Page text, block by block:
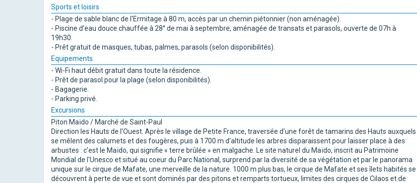
Sports et loisirs
- Plage de sable blanc de l'Ermitage à 80 m, accès par un chemin piétonnier (non aménagée).
- Piscine d'eau douce chauffée à 28° de mai à septembre, aménagée de transats et parasols, ouverte de 07h à
19h30.
- Prêt gratuit de masques, tubas, palmes, parasols (selon disponibilités).
Equipements
- Wi-Fi haut débit gratuit dans toute la résidence.
- Prêt de parasol pour la plage (selon disponibilités).
- Bagagerie.
- Parking privé.
Excursions
Piton Maïdo / Marché de Saint-Paul
Direction les Hauts de l'Ouest. Après le village de Petite France, traversée d'une forêt de tamarins des Hauts auxquels
se mêlent des calumets et des fougères, puis à 1700 m d'altitude les arbres disparaissent pour laisser place à des
arbustes : c'est le Maïdo, qui signifie « terre brûlée » en malgache. Le site naturel du Maïdo, inscrit au Patrimoine
Mondial de l'Unesco et situé au coeur du Parc National, surprend par la diversité de sa végétation et par le panorama
unique sur le cirque de Mafate, une merveille de la nature. 1000 m plus bas, le cirque de Mafate et ses îlets habités se
découvrent à perte de vue et sont dominés par des pitons et remparts tortueux, limites des cirques de Cilaos et de